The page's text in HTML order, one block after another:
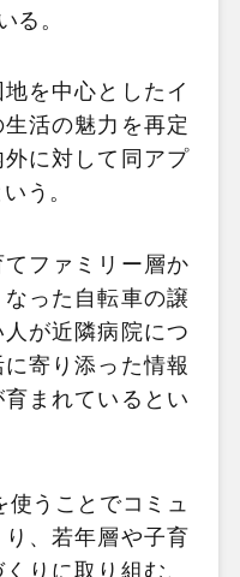
る。
を中心としたイ
活の魅力を再定
に対して同アプ
う。
ファミリー層か
った自転車の譲
が近隣病院につ
寄り添った情報
まれているとい
うことでコミュ
、若年層や子育
りに取り組む、